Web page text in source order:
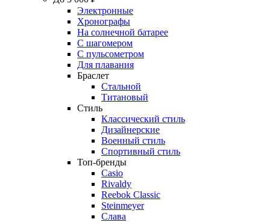
Электронные
Хронографы
На солнечной батарее
С шагомером
С пульсометром
Для плавания
Браслет
Стальной
Титановый
Стиль
Классический стиль
Дизайнерские
Военный стиль
Спортивный стиль
Топ-бренды
Casio
Rivaldy
Reebok Classic
Steinmeyer
Слава